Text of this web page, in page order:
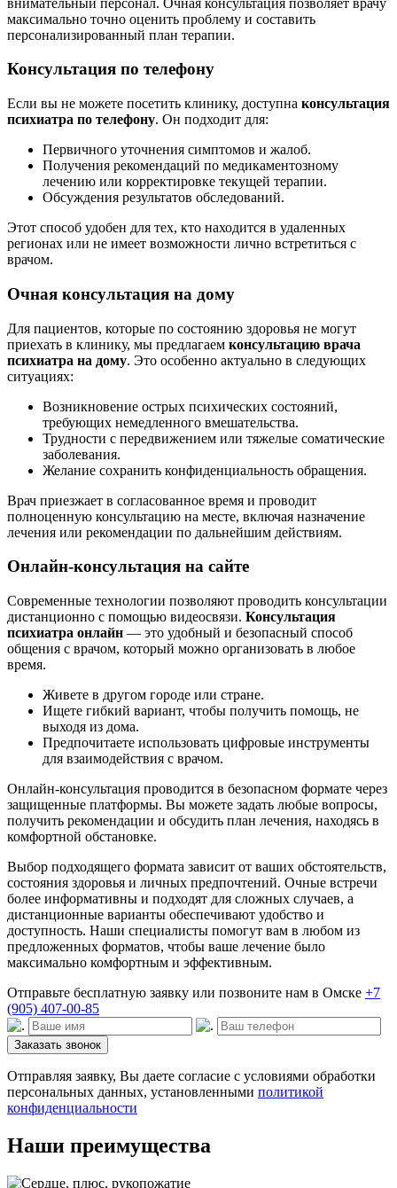
максимально точно оценить проблему и составить
персонализированный план терапии.
Консультация по телефону
Если вы не можете посетить клинику, доступна консультация
психиатра по телефону. Он подходит для:
Первичного уточнения симптомов и жалоб.
Получения рекомендаций по медикаментозному
лечению или корректировке текущей терапии.
Обсуждения результатов обследований.
Этот способ удобен для тех, кто находится в удаленных
регионах или не имеет возможности лично встретиться с
врачом.
Очная консультация на дому
Для пациентов, которые по состоянию здоровья не могут
приехать в клинику, мы предлагаем консультацию врача
психиатра на дому. Это особенно актуально в следующих
ситуациях:
Возникновение острых психических состояний,
требующих немедленного вмешательства.
Трудности с передвижением или тяжелые соматические
заболевания.
Желание сохранить конфиденциальность обращения.
Врач приезжает в согласованное время и проводит
полноценную консультацию на месте, включая назначение
лечения или рекомендации по дальнейшим действиям.
Онлайн-консультация на сайте
Современные технологии позволяют проводить консультации
дистанционно с помощью видеосвязи. Консультация
психиатра онлайн — это удобный и безопасный способ
общения с врачом, который можно организовать в любое
время.
Живете в другом городе или стране.
Ищете гибкий вариант, чтобы получить помощь, не
выходя из дома.
Предпочитаете использовать цифровые инструменты
для взаимодействия с врачом.
Онлайн-консультация проводится в безопасном формате через
защищенные платформы. Вы можете задать любые вопросы,
получить рекомендации и обсудить план лечения, находясь в
комфортной обстановке.
Выбор подходящего формата зависит от ваших обстоятельств,
состояния здоровья и личных предпочтений. Очные встречи
более информативны и подходят для сложных случаев, а
дистанционные варианты обеспечивают удобство и
доступность. Наши специалисты помогут вам в любом из
предложенных форматов, чтобы ваше лечение было
максимально комфортным и эффективным.
Отправьте бесплатную заявку или позвоните нам в Омске +7
(905) 407-00-85
Заказать звонок
Отправляя заявку, Вы даете согласие с условиями обработки
персональных данных, установленными политикой
конфиденциальности
Наши преимущества